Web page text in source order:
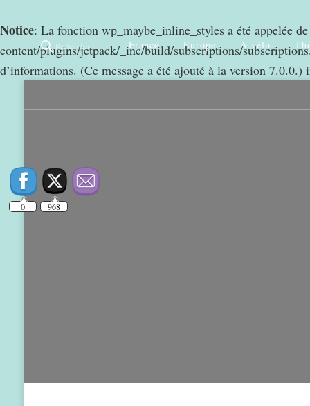
Notice: La fonction wp_maybe_inline_styles a été appelée
content/plugins/jetpack/_inc/build/subscriptions/
d’informations. (Ce message a été ajouté à la version 7.0.0.)
Rechercher France Europe A vélo